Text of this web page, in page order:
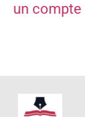
un compte